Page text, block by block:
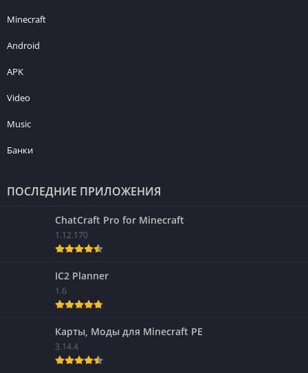
Minecraft
Android
APK
Video
Music
Банки
ПОСЛЕДНИЕ ПРИЛОЖЕНИЯ
ChatCraft Pro for Minecraft
1.12.170
IC2 Planner
1.6
Карты, Моды для Minecraft PE
3.14.4